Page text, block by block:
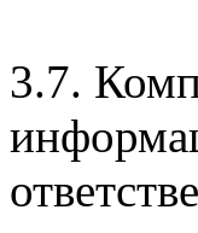
3.7.